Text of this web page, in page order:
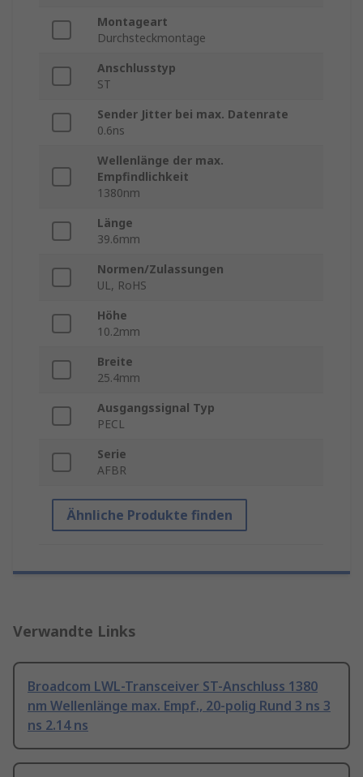
Montageart
Durchsteckmontage
Anschlusstyp
ST
Sender Jitter bei max. Datenrate
0.6ns
Wellenlänge der max.
Empfindlichkeit
1380nm
Länge
39.6mm
Normen/Zulassungen
UL, RoHS
Höhe
10.2mm
Breite
25.4mm
Ausgangssignal Typ
PECL
Serie
AFBR
Ähnliche Produkte finden
Verwandte Links
Broadcom LWL-Transceiver ST-Anschluss 1380
nm Wellenlänge max. Empf., 20-polig Rund 3 ns 3
ns 2.14 ns